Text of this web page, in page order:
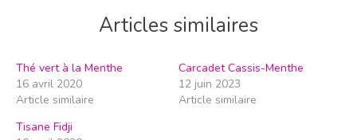
Articles similaires
Thé vert à la Menthe
16 avril 2020
Article similaire
Carcadet Cassis-Menthe
12 juin 2023
Article similaire
Tisane Fidji